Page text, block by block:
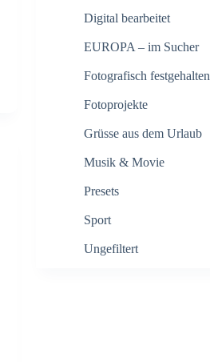
Digital bearbeitet
EUROPA – im Sucher
Fotografisch festgehalten
Fotoprojekte
Grüsse aus dem Urlaub
Musik & Movie
Presets
Sport
Ungefiltert